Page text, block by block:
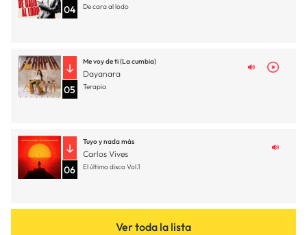
04 De cara al lodo
05
Me voy de ti (La cumbia)
Dayanara
Terapia
06
Tuyo y nada más
Carlos Vives
El último disco Vol.1
Ver toda la lista